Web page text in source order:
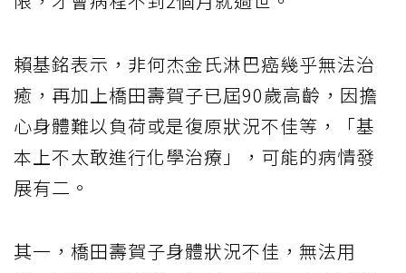
賴基銘表示，非何杰金氏淋巴癌幾乎無法治
癒，再加上橋田壽賀子已屆90歲高齡，因擔
心身體難以負荷或是復原狀況不佳等，「基
本上不太敢進行化學治療」，可能的病情發
展有二。
其一，橋田壽賀子身體狀況不佳，無法用